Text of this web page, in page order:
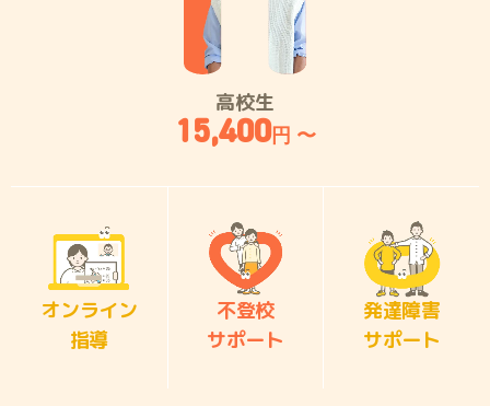
高校生
15,400円 〜
オンライン
指導
不登校
サポート
発達障害
サポート